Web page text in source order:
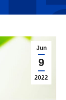
Jun
9
2022